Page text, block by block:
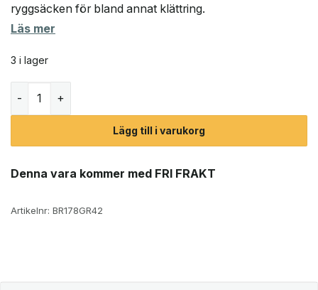
ryggsäcken för bland annat klättring.
Läs mer
3 i lager
Lägg till i varukorg
Denna vara kommer med FRI FRAKT
Artikelnr: BR178GR42